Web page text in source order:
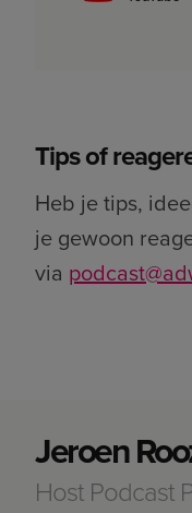
Tips of
Heb je tips,
je gewoon
via
Jeroen
Host Podcast